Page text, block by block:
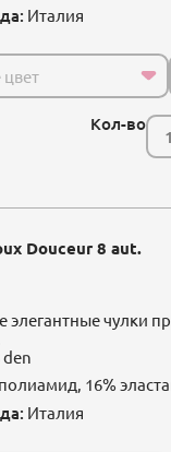
Италия
Кол-во
Douceur 8 aut.
элегантные чулки
den
16%
Италия